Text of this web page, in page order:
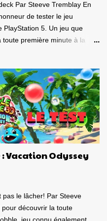
Par Steeve Tremblay En
de tester le jeu
PlayStation 5. Un jeu que
première minute à la
PlayStation Canada
pour faire le test de la
janvier dernier, je me suis
retourner, mais de façon
je suis plongé dans le test de
de Valve, ma
le premier volet, ainsi
100% par Valve
: Vacation Odyssey
pas le lâcher! Par Steeve
découvrir la toute